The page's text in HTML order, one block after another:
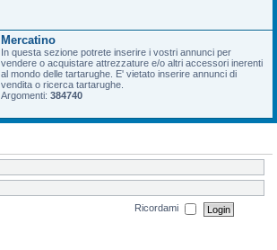
Mercatino
In questa sezione potrete inserire i vostri annunci per
vendere o acquistare attrezzature e/o altri accessori inerenti
al mondo delle tartarughe. E' vietato inserire annunci di
vendita o ricerca tartarughe.
Argomenti: 384740
Ricordami